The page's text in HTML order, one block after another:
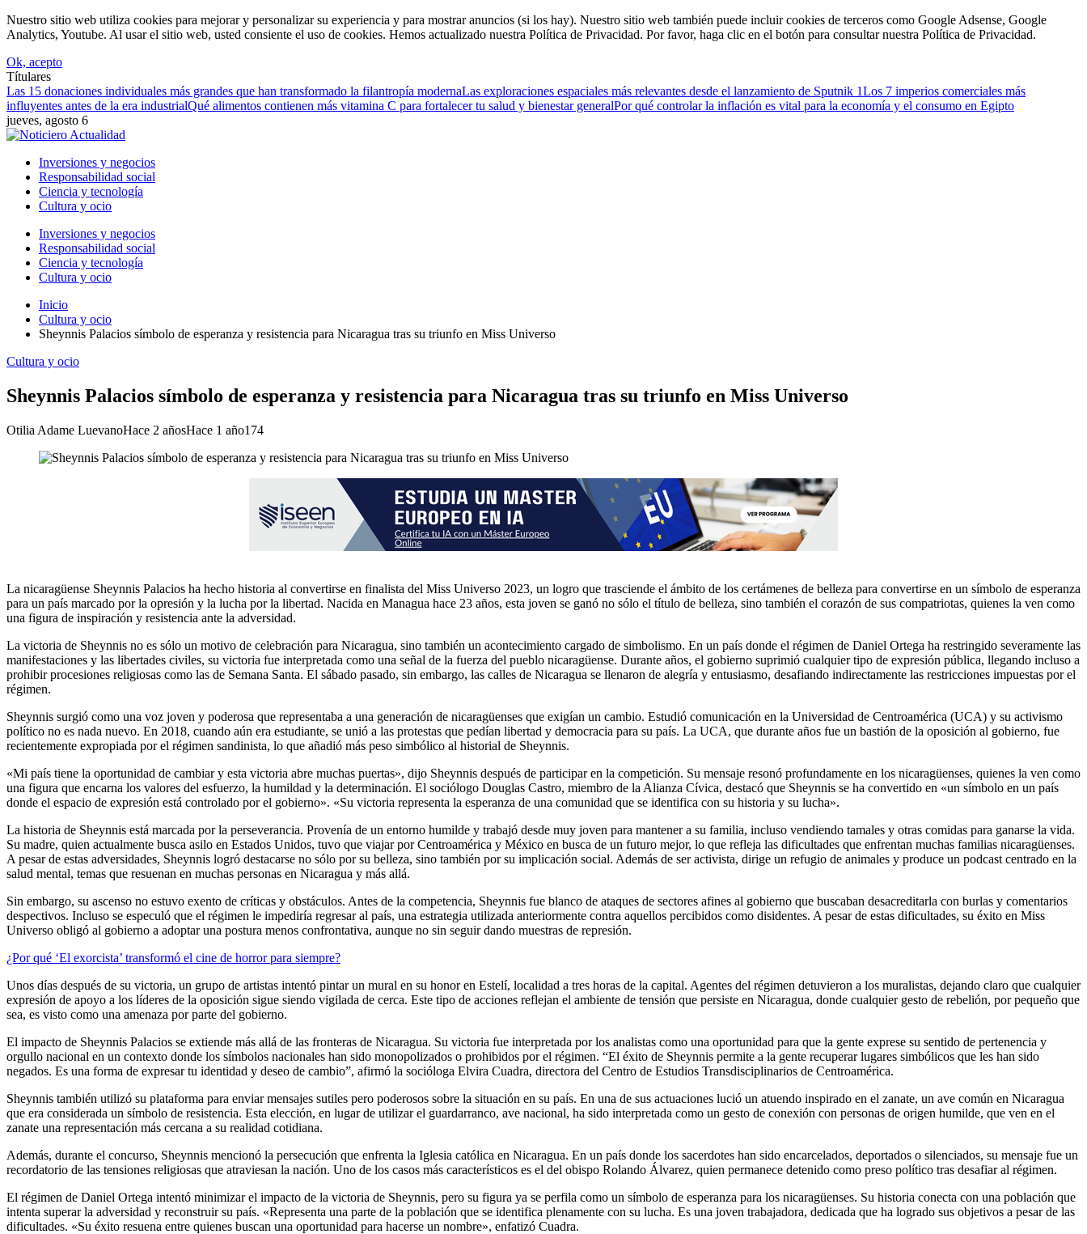
Nuestro sitio web utiliza cookies para mejorar y personalizar su experiencia y para mostrar anuncios (si los hay). Nuestro sitio web también puede incluir cookies de terceros como Google Adsense, Google
Analytics, Youtube. Al usar el sitio web, usted consiente el uso de cookies. Hemos actualizado nuestra Política de Privacidad. Por favor, haga clic en el botón para consultar nuestra Política de Privacidad.
Ok, acepto
Títulares
Las 15 donaciones individuales más grandes que han transformado la filantropía modernaLas exploraciones espaciales más relevantes desde el lanzamiento de Sputnik 1Los 7 imperios comerciales más
influyentes antes de la era industrialQué alimentos contienen más vitamina C para fortalecer tu salud y bienestar generalPor qué controlar la inflación es vital para la economía y el consumo en Egipto
jueves, agosto 6
Inversiones y negocios
Responsabilidad social
Ciencia y tecnología
Cultura y ocio
Inversiones y negocios
Responsabilidad social
Ciencia y tecnología
Cultura y ocio
Inicio
Cultura y ocio
Sheynnis Palacios símbolo de esperanza y resistencia para Nicaragua tras su triunfo en Miss Universo
Cultura y ocio
Sheynnis Palacios símbolo de esperanza y resistencia para Nicaragua tras su triunfo en Miss Universo
Otilia Adame LuevanoHace 2 añosHace 1 año174
La nicaragüense Sheynnis Palacios ha hecho historia al convertirse en finalista del Miss Universo 2023, un logro que trasciende el ámbito de los certámenes de belleza para convertirse en un símbolo de esperanza
para un país marcado por la opresión y la lucha por la libertad. Nacida en Managua hace 23 años, esta joven se ganó no sólo el título de belleza, sino también el corazón de sus compatriotas, quienes la ven como
una figura de inspiración y resistencia ante la adversidad.
La victoria de Sheynnis no es sólo un motivo de celebración para Nicaragua, sino también un acontecimiento cargado de simbolismo. En un país donde el régimen de Daniel Ortega ha restringido severamente las
manifestaciones y las libertades civiles, su victoria fue interpretada como una señal de la fuerza del pueblo nicaragüense. Durante años, el gobierno suprimió cualquier tipo de expresión pública, llegando incluso a
prohibir procesiones religiosas como las de Semana Santa. El sábado pasado, sin embargo, las calles de Nicaragua se llenaron de alegría y entusiasmo, desafiando indirectamente las restricciones impuestas por el
régimen.
Sheynnis surgió como una voz joven y poderosa que representaba a una generación de nicaragüenses que exigían un cambio. Estudió comunicación en la Universidad de Centroamérica (UCA) y su activismo
político no es nada nuevo. En 2018, cuando aún era estudiante, se unió a las protestas que pedían libertad y democracia para su país. La UCA, que durante años fue un bastión de la oposición al gobierno, fue
recientemente expropiada por el régimen sandinista, lo que añadió más peso simbólico al historial de Sheynnis.
«Mi país tiene la oportunidad de cambiar y esta victoria abre muchas puertas», dijo Sheynnis después de participar en la competición. Su mensaje resonó profundamente en los nicaragüenses, quienes la ven como
una figura que encarna los valores del esfuerzo, la humildad y la determinación. El sociólogo Douglas Castro, miembro de la Alianza Cívica, destacó que Sheynnis se ha convertido en «un símbolo en un país
donde el espacio de expresión está controlado por el gobierno». «Su victoria representa la esperanza de una comunidad que se identifica con su historia y su lucha».
La historia de Sheynnis está marcada por la perseverancia. Provenía de un entorno humilde y trabajó desde muy joven para mantener a su familia, incluso vendiendo tamales y otras comidas para ganarse la vida.
Su madre, quien actualmente busca asilo en Estados Unidos, tuvo que viajar por Centroamérica y México en busca de un futuro mejor, lo que refleja las dificultades que enfrentan muchas familias nicaragüenses.
A pesar de estas adversidades, Sheynnis logró destacarse no sólo por su belleza, sino también por su implicación social. Además de ser activista, dirige un refugio de animales y produce un podcast centrado en la
salud mental, temas que resuenan en muchas personas en Nicaragua y más allá.
Sin embargo, su ascenso no estuvo exento de críticas y obstáculos. Antes de la competencia, Sheynnis fue blanco de ataques de sectores afines al gobierno que buscaban desacreditarla con burlas y comentarios
despectivos. Incluso se especuló que el régimen le impediría regresar al país, una estrategia utilizada anteriormente contra aquellos percibidos como disidentes. A pesar de estas dificultades, su éxito en Miss
Universo obligó al gobierno a adoptar una postura menos confrontativa, aunque no sin seguir dando muestras de represión.
¿Por qué ‘El exorcista’ transformó el cine de horror para siempre?
Unos días después de su victoria, un grupo de artistas intentó pintar un mural en su honor en Estelí, localidad a tres horas de la capital. Agentes del régimen detuvieron a los muralistas, dejando claro que cualquier
expresión de apoyo a los líderes de la oposición sigue siendo vigilada de cerca. Este tipo de acciones reflejan el ambiente de tensión que persiste en Nicaragua, donde cualquier gesto de rebelión, por pequeño que
sea, es visto como una amenaza por parte del gobierno.
El impacto de Sheynnis Palacios se extiende más allá de las fronteras de Nicaragua. Su victoria fue interpretada por los analistas como una oportunidad para que la gente exprese su sentido de pertenencia y
orgullo nacional en un contexto donde los símbolos nacionales han sido monopolizados o prohibidos por el régimen. “El éxito de Sheynnis permite a la gente recuperar lugares simbólicos que les han sido
negados. Es una forma de expresar tu identidad y deseo de cambio”, afirmó la socióloga Elvira Cuadra, directora del Centro de Estudios Transdisciplinarios de Centroamérica.
Sheynnis también utilizó su plataforma para enviar mensajes sutiles pero poderosos sobre la situación en su país. En una de sus actuaciones lució un atuendo inspirado en el zanate, un ave común en Nicaragua
que era considerada un símbolo de resistencia. Esta elección, en lugar de utilizar el guardarranco, ave nacional, ha sido interpretada como un gesto de conexión con personas de origen humilde, que ven en el
zanate una representación más cercana a su realidad cotidiana.
Además, durante el concurso, Sheynnis mencionó la persecución que enfrenta la Iglesia católica en Nicaragua. En un país donde los sacerdotes han sido encarcelados, deportados o silenciados, su mensaje fue un
recordatorio de las tensiones religiosas que atraviesan la nación. Uno de los casos más característicos es el del obispo Rolando Álvarez, quien permanece detenido como preso político tras desafiar al régimen.
El régimen de Daniel Ortega intentó minimizar el impacto de la victoria de Sheynnis, pero su figura ya se perfila como un símbolo de esperanza para los nicaragüenses. Su historia conecta con una población que
intenta superar la adversidad y reconstruir su país. «Representa una parte de la población que se identifica plenamente con su lucha. Es una joven trabajadora, dedicada que ha logrado sus objetivos a pesar de las
dificultades. «Su éxito resuena entre quienes buscan una oportunidad para hacerse un nombre», enfatizó Cuadra.